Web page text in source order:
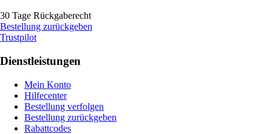
30 Tage Rückgaberecht
Bestellung zurückgeben
Trustpilot
Dienstleistungen
Mein Konto
Hilfecenter
Bestellung verfolgen
Bestellung zurückgeben
Rabattcodes